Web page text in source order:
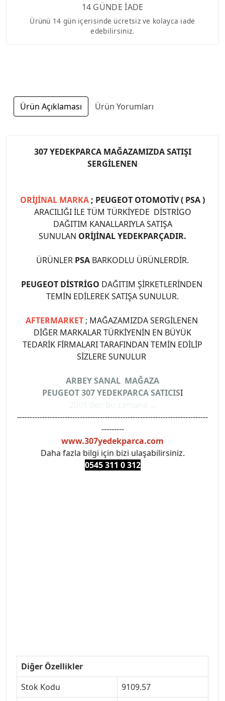
14 GÜNDE İADE
Ürünü 14 gün içerisinde ücretsiz ve kolayca iade
edebilirsiniz.
Ürün Açıklaması Ürün Yorumları
307 YEDEKPARCA MAĞAZAMIZDA SATIŞI
SERGİLENEN
ORİJİNAL MARKA ; PEUGEOT OTOMOTİV ( PSA )
ARACILIĞI İLE TÜM TÜRKİYEDE DİSTRİGO
DAĞITIM KANALLARIYLA SATIŞA
SUNULAN ORİJİNAL YEDEKPARÇADIR.
ÜRÜNLER PSA BARKODLU ÜRÜNLERDİR.
PEUGEOT DİSTRİGO DAĞITIM ŞİRKETLERİNDEN
TEMİN EDİLEREK SATIŞA SUNULUR.
AFTERMARKET ; MAĞAZAMIZDA SERGİLENEN
DİĞER MARKALAR TÜRKİYENİN EN BÜYÜK
TEDARİK FİRMALARI TARAFINDAN TEMİN EDİLİP
SİZLERE SUNULUR
ARBEY SANAL MAĞAZA
PEUGEOT 307 YEDEKPARCA SATICISI
----------------------------------------------------------------------------
---------
www.307yedekparca.com
Daha fazla bilgi için bizi ulaşabilirsiniz.
0545 311 0 312
Diğer Özellikler
Stok Kodu
9109.57